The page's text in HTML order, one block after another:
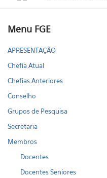
Menu FGE
APRESENTAÇÃO
Chefia Atual
Chefias Anteriores
Conselho
Grupos de Pesquisa
Secretaria
Membros
Docentes
Docentes Seniores